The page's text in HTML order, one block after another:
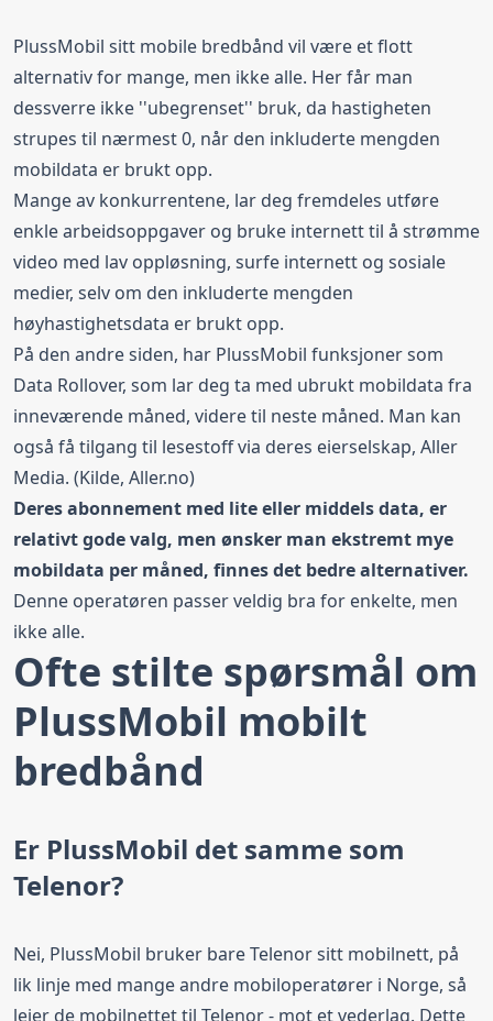
PlussMobil sitt mobile bredbånd vil være et flott
alternativ for mange, men ikke alle. Her får man
dessverre ikke ''ubegrenset'' bruk, da hastigheten
strupes til nærmest 0, når den inkluderte mengden
mobildata er brukt opp.
Mange av konkurrentene, lar deg fremdeles utføre
enkle arbeidsoppgaver og bruke internett til å strømme
video med lav oppløsning, surfe internett og sosiale
medier, selv om den inkluderte mengden
høyhastighetsdata er brukt opp.
På den andre siden, har PlussMobil funksjoner som
Data Rollover, som lar deg ta med ubrukt mobildata fra
inneværende måned, videre til neste måned. Man kan
også få tilgang til lesestoff via deres eierselskap, Aller
Media. (Kilde, Aller.no)
Deres abonnement med lite eller middels data, er
relativt gode valg, men ønsker man ekstremt mye
mobildata per måned, finnes det bedre alternativer.
Denne operatøren passer veldig bra for enkelte, men
ikke alle.
Ofte stilte spørsmål om
PlussMobil mobilt
bredbånd
Er PlussMobil det samme som
Telenor?
Nei, PlussMobil bruker bare Telenor sitt mobilnett, på
lik linje med mange andre mobiloperatører i Norge, så
leier de mobilnettet til Telenor - mot et vederlag. Dette